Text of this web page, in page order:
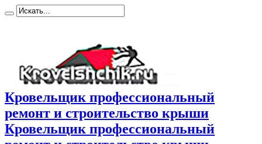
Кровельщик профессиональный
ремонт и строительство крыши
Кровельщик профессиональный